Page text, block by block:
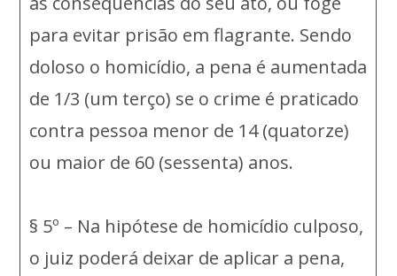
para evitar prisão em flagrante. Sendo
doloso o homicídio, a pena é aumentada
de 1/3 (um terço) se o crime é praticado
contra pessoa menor de 14 (quatorze)
ou maior de 60 (sessenta) anos.
§ 5º – Na hipótese de homicídio culposo,
o juiz poderá deixar de aplicar a pena,